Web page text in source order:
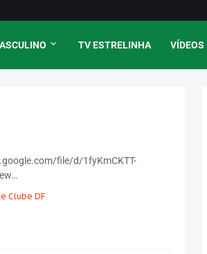
TV ESTRELINHA VÍDEOS
file/d/1fyKmCKTT-
Clube DF